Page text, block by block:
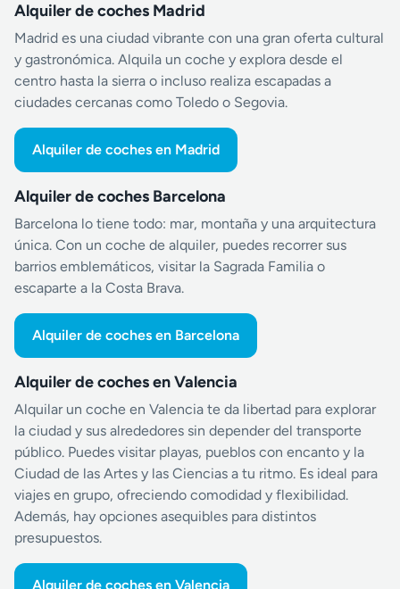
Alquiler de coches Madrid
Madrid es una ciudad vibrante con una gran oferta cultural
y gastronómica. Alquila un coche y explora desde el
centro hasta la sierra o incluso realiza escapadas a
ciudades cercanas como Toledo o Segovia.
Alquiler de coches en Madrid
Alquiler de coches Barcelona
Barcelona lo tiene todo: mar, montaña y una arquitectura
única. Con un coche de alquiler, puedes recorrer sus
barrios emblemáticos, visitar la Sagrada Familia o
escaparte a la Costa Brava.
Alquiler de coches en Barcelona
Alquiler de coches en Valencia
Alquilar un coche en Valencia te da libertad para explorar
la ciudad y sus alrededores sin depender del transporte
público. Puedes visitar playas, pueblos con encanto y la
Ciudad de las Artes y las Ciencias a tu ritmo. Es ideal para
viajes en grupo, ofreciendo comodidad y flexibilidad.
Además, hay opciones asequibles para distintos
presupuestos.
Alquiler de coches en Valencia